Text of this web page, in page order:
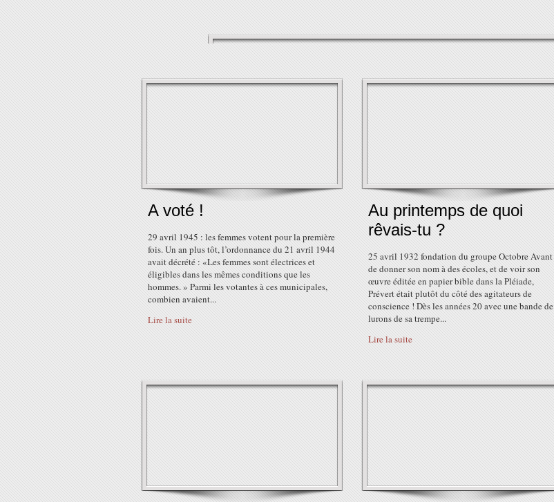
A voté !
29 avril 1945 : les femmes votent pour la première
fois. Un an plus tôt, l’ordonnance du 21 avril 1944
avait décrété : «Les femmes sont électrices et
éligibles dans les mêmes conditions que les
hommes. » Parmi les votantes à ces municipales,
combien avaient...
Lire la suite
Au printemps de quoi
rêvais-tu ?
25 avril 1932 fondation du groupe Octobre Avant
de donner son nom à des écoles, et de voir son
œuvre éditée en papier bible dans la Pléiade,
Prévert était plutôt du côté des agitateurs de
conscience ! Dès les années 20 avec une bande de
lurons de sa trempe...
Lire la suite